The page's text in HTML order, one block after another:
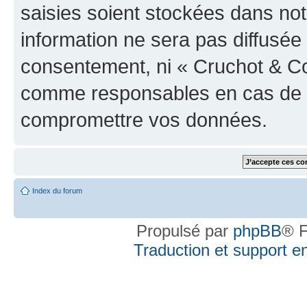
saisies soient stockées dans
information ne sera pas
consentement, ni « Cruchot &
comme responsables en cas
compromettre vos données.
Index du forum
Propulsé par phpBB®
Traduction et support